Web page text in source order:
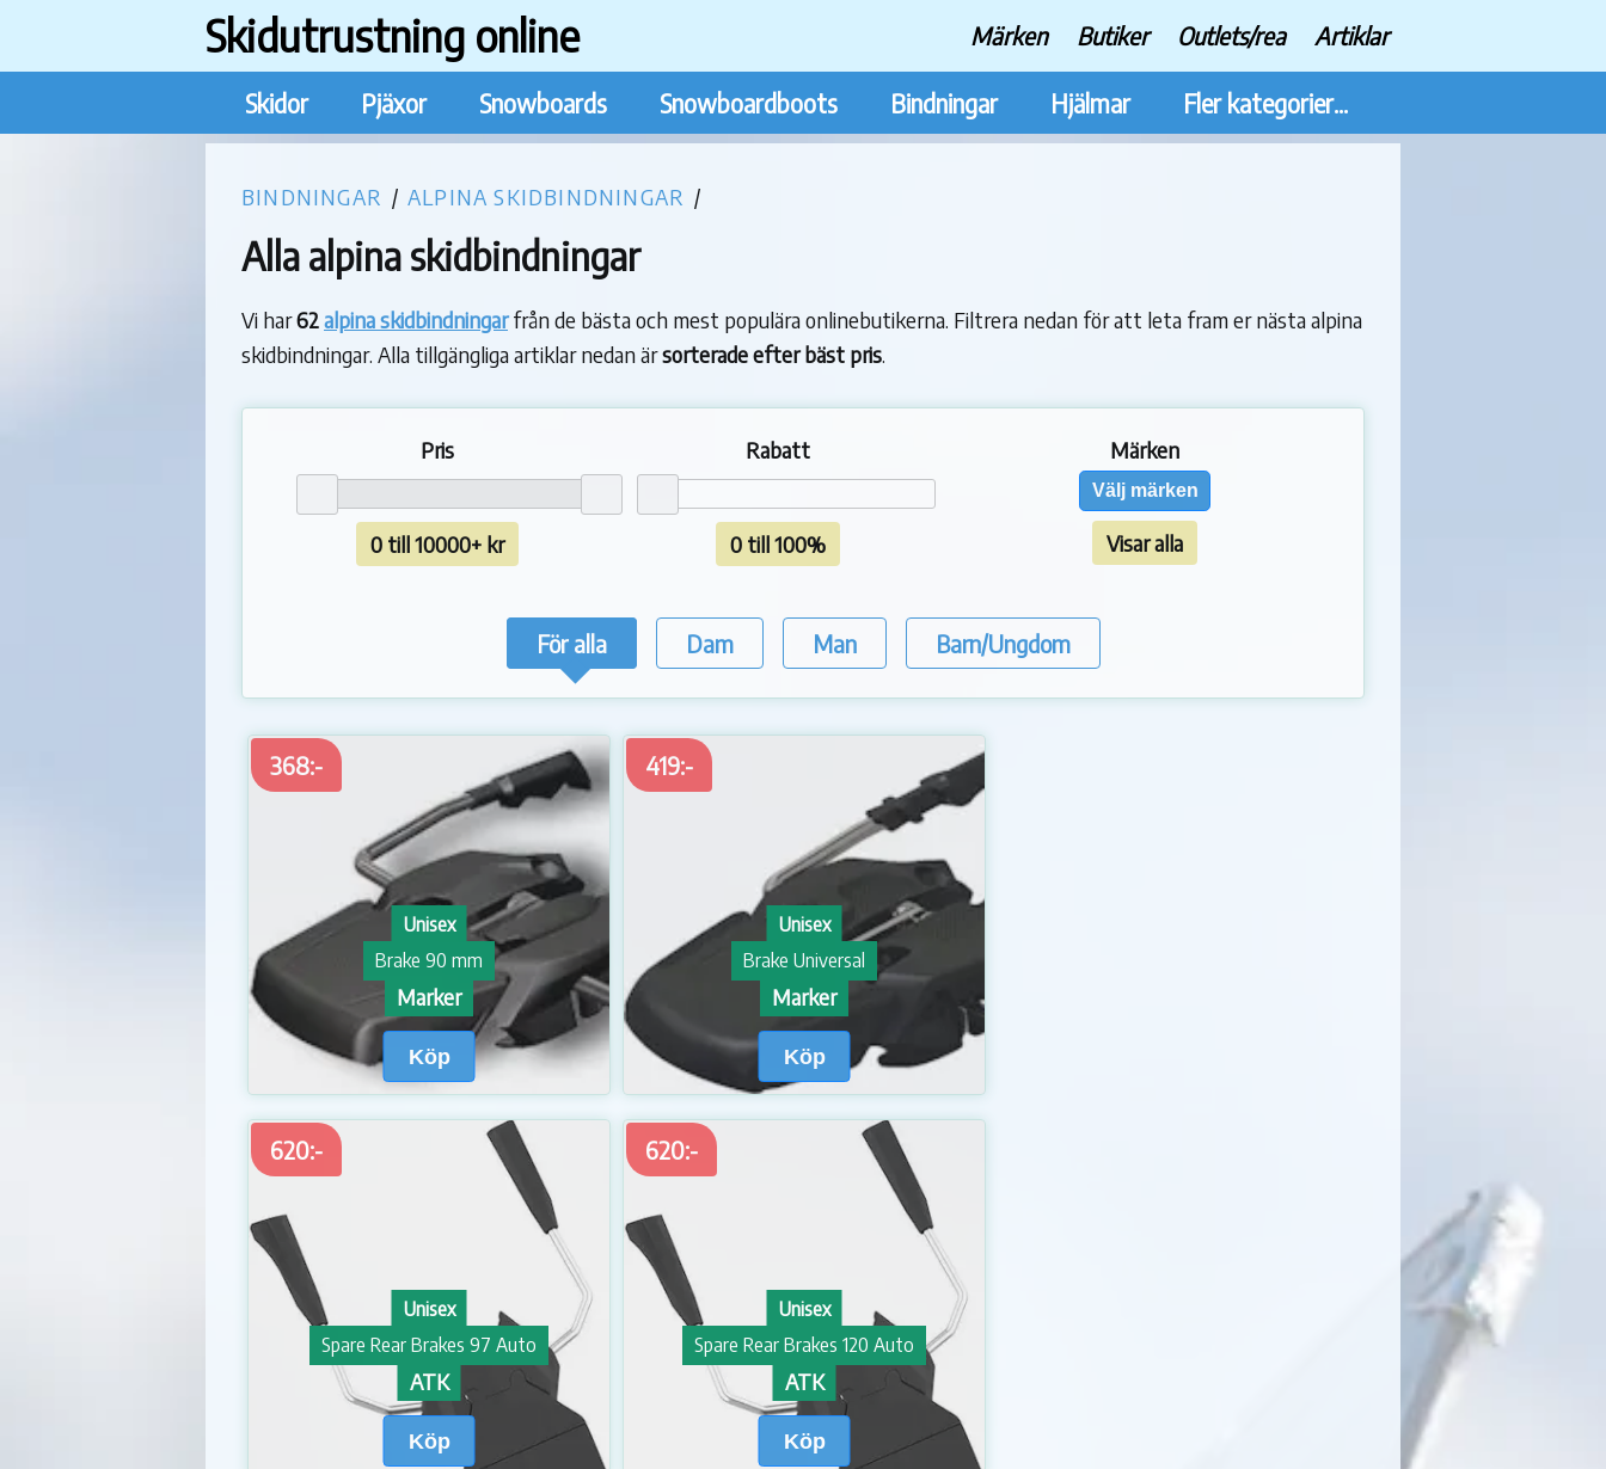
Skidutrustning online Märken Butiker Outlets/rea Artiklar
Skidor Pjäxor Snowboards Snowboardboots Bindningar Hjälmar Fler kategorier...
BINDNINGAR / ALPINA SKIDBINDNINGAR /
Alla alpina skidbindningar
Vi har62alpina skidbindningarfrån de bästa och mest populära onlinebutikerna. Filtrera nedan för att leta fram er nästa alpina
skidbindningar. Alla tillgängliga artiklar nedan ärsorterade efter bäst pris.
Pris
0 till 10000+ kr
Rabatt
0 till 100%
Märken
Välj märken
Visar alla
För alla Dam Man Barn/Ungdom
368:-
Unisex
Brake 90 mm
Marker
Köp
419:-
Unisex
Brake Universal
Marker
Köp
620:-
Unisex
Spare Rear Brakes 97 Auto
ATK
Köp
620:-
Unisex
Spare Rear Brakes 120 Auto
ATK
Köp